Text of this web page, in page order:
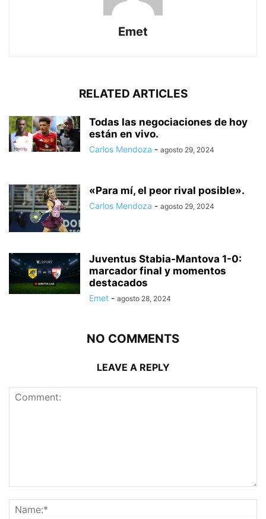
Emet
RELATED ARTICLES
Todas las negociaciones de hoy
están en vivo.
Carlos Mendoza - agosto 29, 2024
«Para mí, el peor rival posible».
Carlos Mendoza - agosto 29, 2024
Juventus Stabia-Mantova 1-0:
marcador final y momentos
destacados
Emet - agosto 28, 2024
NO COMMENTS
LEAVE A REPLY